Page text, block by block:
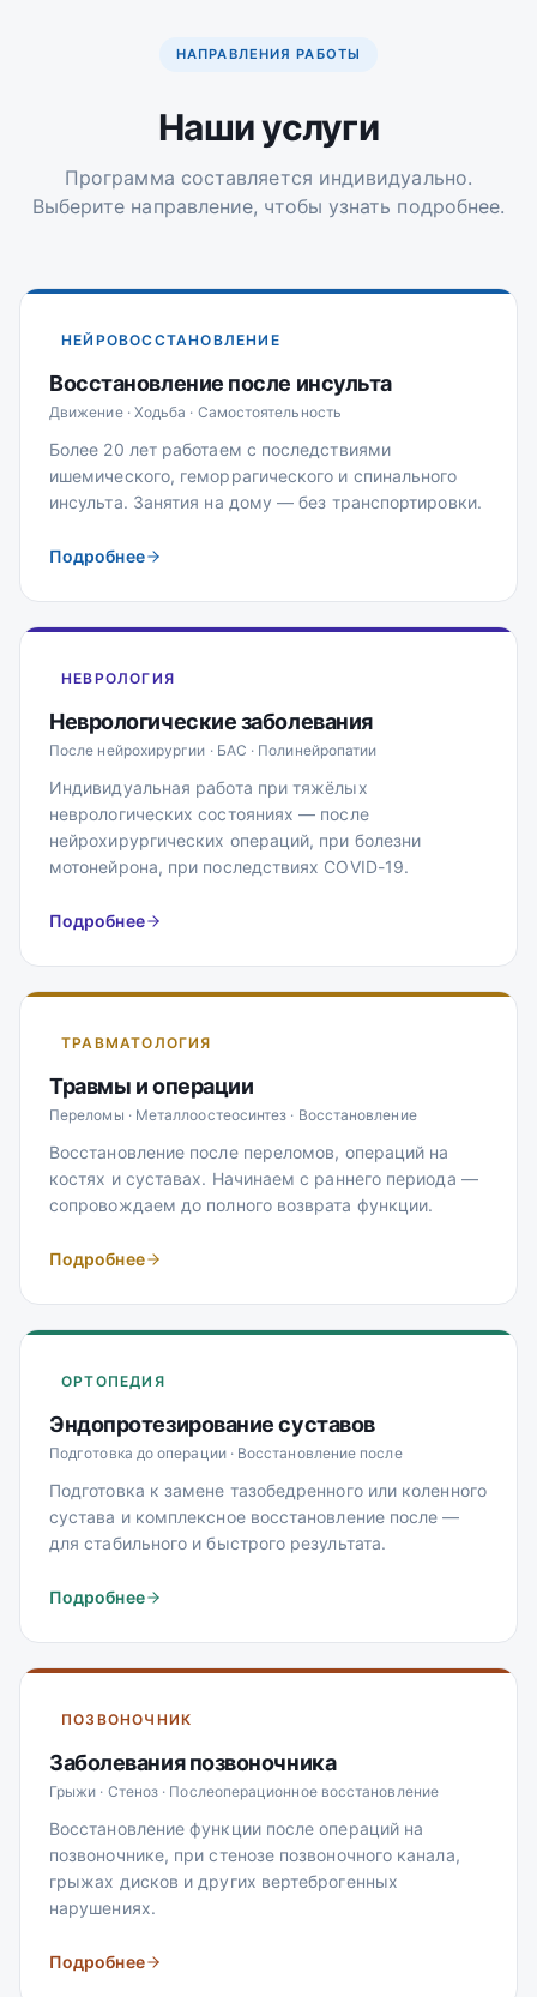
НАПРАВЛЕНИЯ РАБОТЫ
Наши услуги
Программа составляется индивидуально.
Выберите направление, чтобы узнать подробнее.
НЕЙРОВОССТАНОВЛЕНИЕ
Восстановление после инсульта
Движение · Ходьба · Самостоятельность
Более 20 лет работаем с последствиями
ишемического, геморрагического и спинального
инсульта. Занятия на дому — без транспортировки.
Подробнее
НЕВРОЛОГИЯ
Неврологические заболевания
После нейрохирургии · БАС · Полинейропатии
Индивидуальная работа при тяжёлых
неврологических состояниях — после
нейрохирургических операций, при болезни
мотонейрона, при последствиях COVID-19.
Подробнее
ТРАВМАТОЛОГИЯ
Травмы и операции
Переломы · Металлоостеосинтез · Восстановление
Восстановление после переломов, операций на
костях и суставах. Начинаем с раннего периода —
сопровождаем до полного возврата функции.
Подробнее
ОРТОПЕДИЯ
Эндопротезирование суставов
Подготовка до операции · Восстановление после
Подготовка к замене тазобедренного или коленного
сустава и комплексное восстановление после —
для стабильного и быстрого результата.
Подробнее
ПОЗВОНОЧНИК
Заболевания позвоночника
Грыжи · Стеноз · Послеоперационное восстановление
Восстановление функции после операций на
позвоночнике, при стенозе позвоночного канала,
грыжах дисков и других вертеброгенных
нарушениях.
Подробнее